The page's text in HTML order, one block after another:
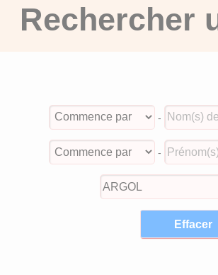
Rechercher
-
-